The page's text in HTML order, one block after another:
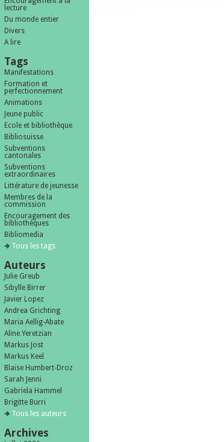
lecture
Du monde entier
Divers
A lire
Tags
Manifestations
Formation et
perfectionnement
Animations
Jeune public
Ecole et bibliothèque
Bibliosuisse
Subventions
cantonales
Subventions
extraordinaires
Littérature de jeunesse
Membres de la
commission
Encouragement des
bibliothèques
Bibliomedia
Tous les tags
Auteurs
Julie Greub
Sibylle Birrer
Javier Lopez
Andrea Grichting
Maria Aellig-Abate
Aline Yeretzian
Markus Jost
Markus Keel
Blaise Humbert-Droz
Sarah Jenni
Gabriela Hammel
Brigitte Burri
Tous les auteurs
Archives